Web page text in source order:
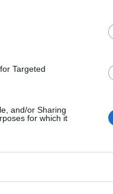
Targeted
and/or Sharing
for which it
delle forze dell’ordine
delle sue operazioni,
e sviluppare nuove
reinventando così il suo
indica un problema più
alla base degli attacchi
infinita di vulnerabilità
prossimo futuro.